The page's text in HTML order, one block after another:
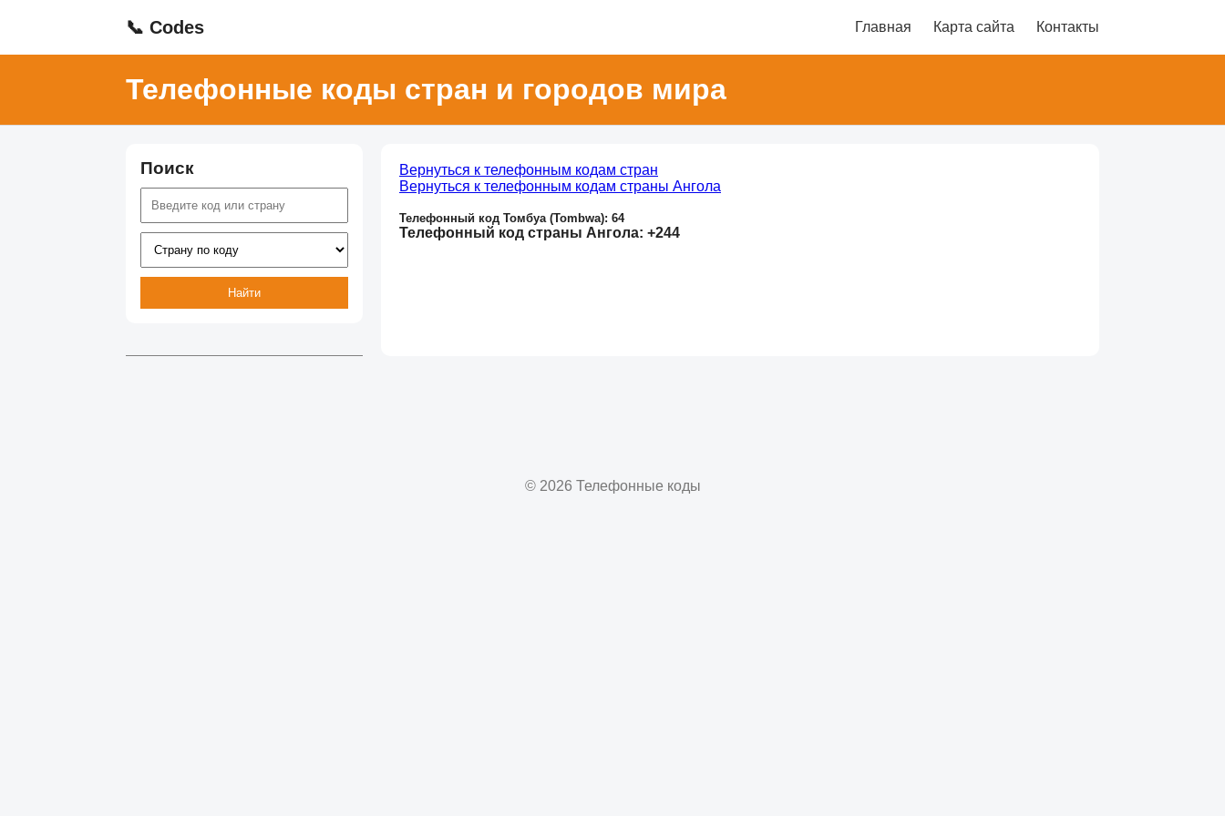
📞 Codes Главная Карта сайта Контакты
Телефонные коды стран и городов мира
Поиск
Найти
Вернуться к телефонным кодам стран
Вернуться к телефонным кодам страны Ангола
Телефонный код Томбуа (Tombwa): 64
Телефонный код страны Ангола: +244
© 2026 Телефонные коды